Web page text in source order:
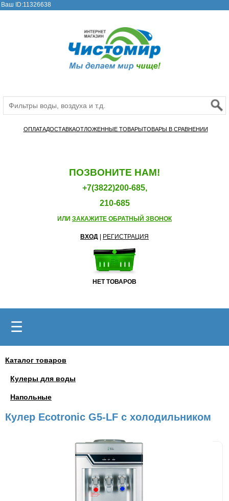
Ваш ID:11326638
ОПЛАТАДОСТАВКАОТЛОЖЕННЫЕ ТОВАРЫТОВАРЫ В СРАВНЕНИИ
ПОЗВОНИТЕ НАМ!
+7(3822)200-685,
210-685
ИЛИ ЗАКАЖИТЕ ОБРАТНЫЙ ЗВОНОК
ВХОД РЕГИСТРАЦИЯ
НЕТ ТОВАРОВ
☰
Каталог товаров
Кулеры для воды
Напольные
Кулер Ecotronic G5-LF с холодильником